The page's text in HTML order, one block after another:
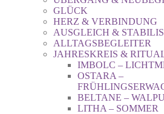
GLÜCK
HERZ & VERBINDUNG
AUSGLEICH &
ALLTAGSBEGLEITER
JAHRESKREIS &
IMBOLC –
OSTARA –
BELTANE –
LITHA – SOMMER